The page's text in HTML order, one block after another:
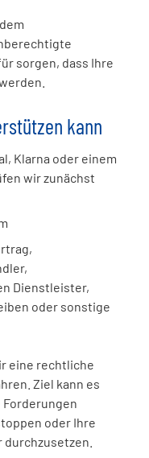
sorgen, dass Ihre
kann
Klarna oder einem
wir zunächst
Dienstleister,
oder sonstige
eine rechtliche
Ziel kann es
oder Ihre